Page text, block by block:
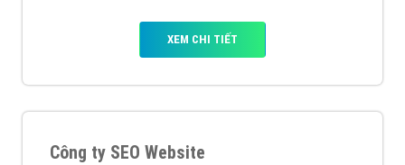
XEM CHI TIẾT
Công ty SEO Website